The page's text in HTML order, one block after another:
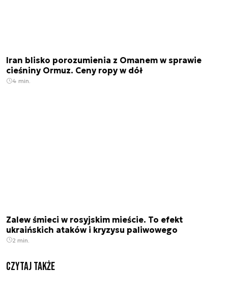
Iran blisko porozumienia z Omanem w sprawie
cieśniny Ormuz. Ceny ropy w dół
4 min.
Zalew śmieci w rosyjskim mieście. To efekt
ukraińskich ataków i kryzysu paliwowego
2 min.
Czytaj także